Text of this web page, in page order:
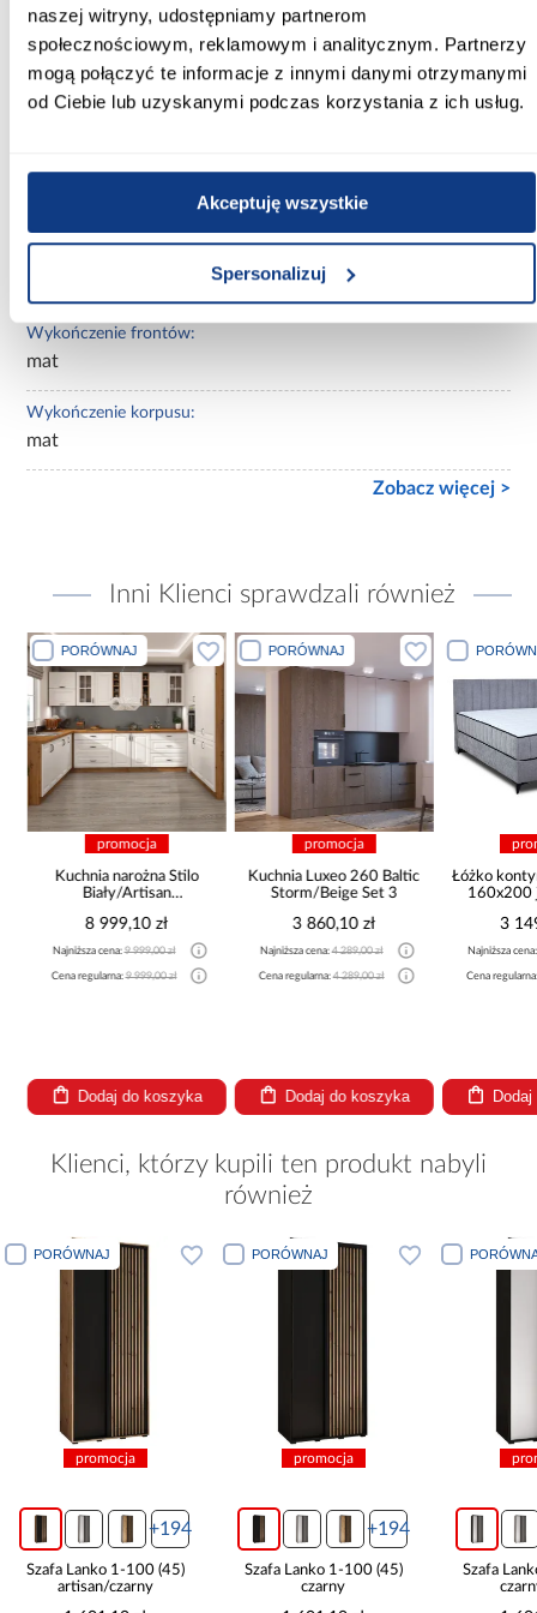
naszej witryny, udostępniamy partnerom
społecznościowym, reklamowym i analitycznym. Partnerzy
mogą połączyć te informacje z innymi danymi otrzymanymi
od Ciebie lub uzyskanymi podczas korzystania z ich usług.
Akceptuję wszystkie
Spersonalizuj
Kolor korpusu:
biały
Wybarwienie:
Lustro:
Wykończenie frontów:
mat
Wykończenie korpusu:
mat
Zobacz więcej >
Inni Klienci sprawdzali również
PORÓWNAJ
promocja
Kuchnia narożna Stilo
Biały/Artisan
8 999,10 zł
Najniższa cena:9 999,00 zł
Cena regularna:9 999,00 zł
Dodaj do koszyka
PORÓWNAJ
promocja
Kuchnia Luxeo 260 Baltic
Storm/Beige Set 3
3 860,10 zł
Najniższa cena:4 289,00 zł
Cena regularna:4 289,00 zł
Dodaj do koszyka
Łóżko
160x200
3
Najniższa
Cena
Klienci, którzy kupili ten produkt nabyli
również
PORÓWNAJ
promocja
+194
Szafa Lanko 1-100 (45)
artisan/czarny
PORÓWNAJ
promocja
+194
Szafa Lanko 1-100 (45)
czarny
Szafa